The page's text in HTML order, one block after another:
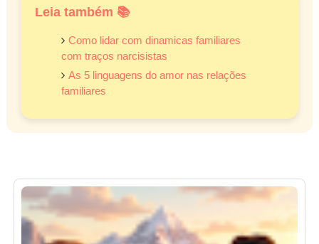
Leia também 📚
Como lidar com dinamicas familiares
com traços narcisistas
As 5 linguagens do amor nas relações
familiares